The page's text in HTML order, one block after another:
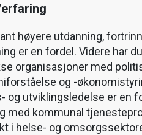
høyere utdanning,
er en fordel. Videre har
organisasjoner med
og -
og utviklingsledelse er en
med kommunal
i helse- og